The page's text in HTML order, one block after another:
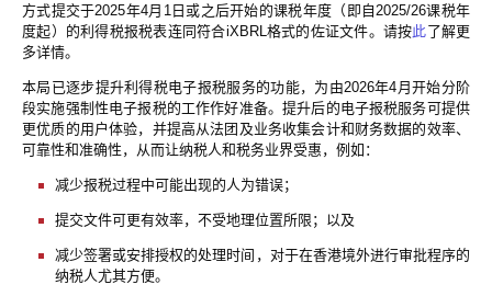
方式提交于2025年4月1日或之后开始的课税年度（即自2025/26课税年
度起）的利得税报税表连同符合iXBRL格式的佐证文件。请按此了解更
多详情。
本局已逐步提升利得税电子报税服务的功能，为由2026年4月开始分阶
段实施强制性电子报税的工作作好准备。提升后的电子报税服务可提供
更优质的用户体验，并提高从法团及业务收集会计和财务数据的效率、
可靠性和准确性，从而让纳税人和税务业界受惠，例如：
减少报税过程中可能出现的人为错误；
提交文件可更有效率，不受地理位置所限；以及
减少签署或安排授权的处理时间，对于在香港境外进行审批程序的
纳税人尤其方便。